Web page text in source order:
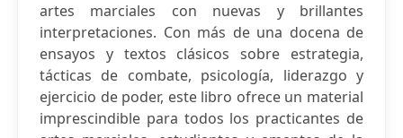
artes marciales con nuevas y brillantes
interpretaciones. Con más de una docena de
ensayos y textos clásicos sobre estrategia,
tácticas de combate, psicología, liderazgo y
ejercicio de poder, este libro ofrece un material
imprescindible para todos los practicantes de